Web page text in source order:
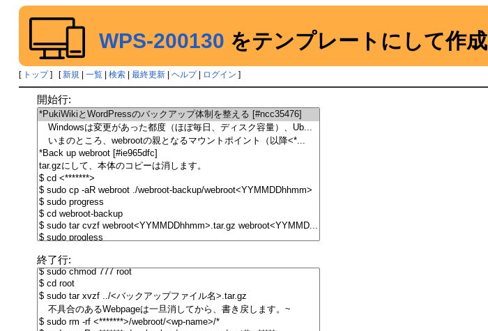
WPS-200130 をテンプレートにして作成
[ トップ] [新規| 一覧| 検索| 最終更新| ヘルプ| ログイン ]
開始行:
終了行: